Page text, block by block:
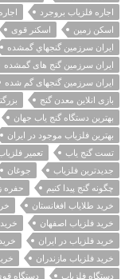
اجاره فلزیاب بروجرد
اسکن زمین
اسکنر قوی
ايران سرزمين گنجهاي گمشده
ایران سرزمین گنج های گمشده
ایران سرزمین گنجهای گم شده
بازی انلاین معدن گنج
بهترین دستگاه گنج یاب جهان
بهترین فلزیاب موجود در ایران
تست گنج یاب
تعمیر
جدیدترین فلزیاب
جوغان
چگونه گنج پیدا کنیم
حفره
خرید طلایاب افغانستان
خرید فلزیاب اصفهان
خرید فلزیاب در ایران
خرید فلزیاب مازندران
دستگاه فلزیاب
دستگاه